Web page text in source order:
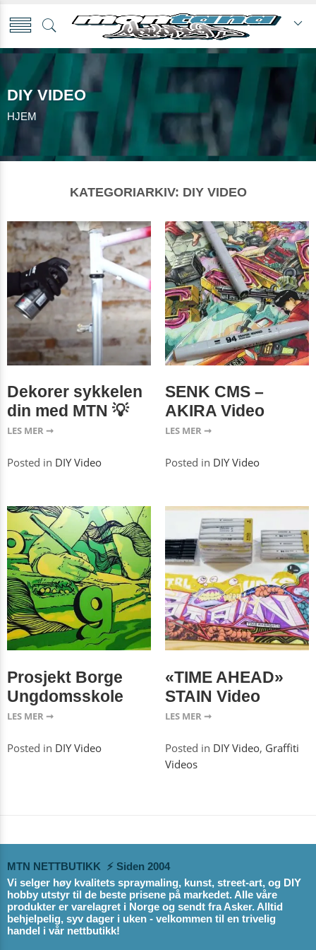
DIY VIDEO
HJEM
KATEGORIARKIV: DIY VIDEO
Dekorer sykkelen
din med MTN 💡
LES MER ➞
Posted in DIY Video
SENK CMS –
AKIRA Video
LES MER ➞
Posted in DIY Video
Prosjekt Borge
Ungdomsskole
LES MER ➞
Posted in DIY Video
«TIME AHEAD»
STAIN Video
LES MER ➞
Posted in DIY Video, Graffiti
Videos
MTN NETTBUTIKK ⚡ Siden 2004
Vi selger høy kvalitets spraymaling, kunst, street-art, og DIY
hobby utstyr til de beste prisene på markedet. Alle våre
produkter er varelagret i Norge og sendt fra Asker. Alltid
behjelpelig, syv dager i uken - velkommen til en trivelig
handel i vår nettbutikk!